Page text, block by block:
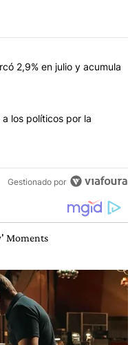
más comentarios en los
"La inflación en CABA
2,9% en julio y acumula
"García Cuerva cuestionó
los políticos por la
Gestionado por